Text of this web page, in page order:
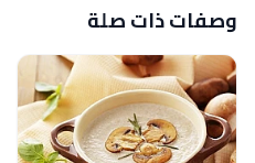
وصفات ذات صلة